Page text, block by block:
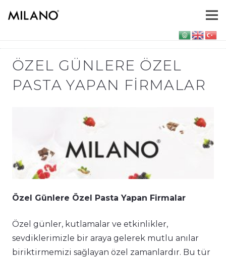
ÖZEL GÜNLERE ÖZEL
PASTA YAPAN FIRMALAR
Özel Günlere Özel Pasta Yapan Firmalar
Özel günler, kutlamalar ve etkinlikler,
sevdiklerimizle bir araya gelerek mutlu anılar
biriktirmemizi sağlayan özel zamanlardır. Bu tür